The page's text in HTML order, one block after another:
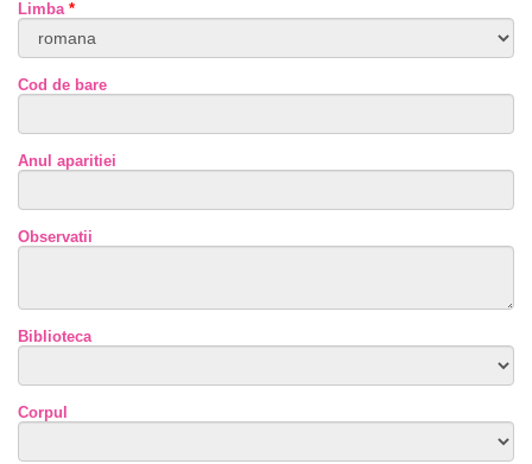
Limba *
Cod de bare
Anul aparitiei
Observatii
Biblioteca
Corpul